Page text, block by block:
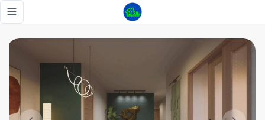
Toggle navigation menu
Proyecto de 1 y 3 Habitaciones en Mirador Norte - Tu Casa